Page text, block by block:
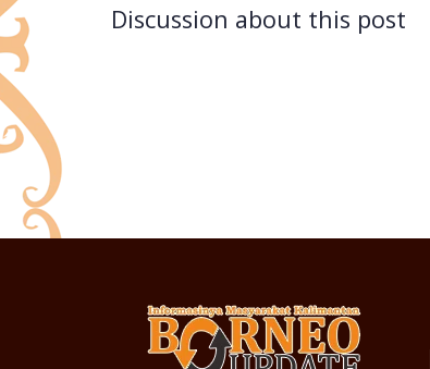
Discussion about this post